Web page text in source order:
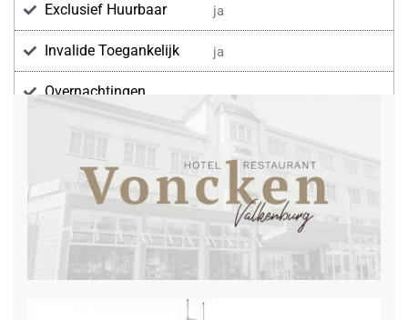
Exclusief Huurbaar ja
Invalide Toegankelijk ja
Overnachtingen